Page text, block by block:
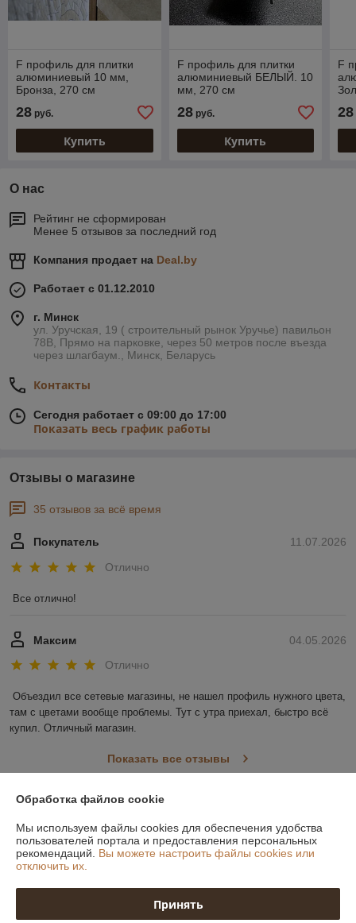
F профиль для плитки
алюминиевый 10 мм,
Бронза, 270 см
28 руб.
Купить
F профиль для плитки
алюминиевый БЕЛЫЙ. 10
мм, 270 см
28руб.
Купить
F
28
О нас
Рейтинг не сформирован
Менее 5 отзывов за последний год
Компания продает на Deal.by
Работает с 01.12.2010
г. Минск
ул. Уручская, 19 ( строительный рынок Уручье) павильон
78В, Прямо на парковке, через 50 метров после въезда
через шлагбаум., Минск, Беларусь
Контакты
Сегодня работает с 09:00 до 17:00
Показать весь график работы
Отзывы о магазине
35 отзывов за всё время
11.07.2026
Покупатель
Отлично
Все отлично!
04.05.2026
Максим
Отлично
Объездил все сетевые магазины, не нашел профиль нужного цвета,
там с цветами вообще проблемы. Тут с утра приехал, быстро всё
купил. Отличный магазин.
Показать все отзывы
Контакты
Доставка и оплата
Обработка файлов cookie
Мы используем файлы cookies для обеспечения удобства
пользователей портала и предоставления персональных
рекомендаций. Вы можете настроить файлы cookies или
отключить их.
Принять